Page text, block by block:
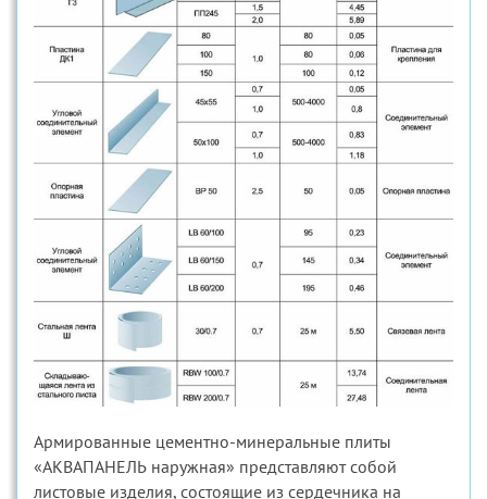
Армированные цементно-минеральные плиты
«АКВАПАНЕЛЬ наружная» представляют собой
листовые изделия, состоящие из сердечника на